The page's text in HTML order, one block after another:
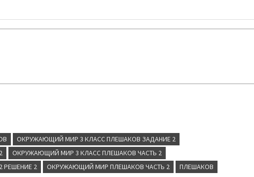
ОКРУЖАЮЩИЙ МИР 3 КЛАСС ПЛЕШАКОВ ЗАДАНИЕ 2
ОКРУЖАЮЩИЙ МИР 3 КЛАСС ПЛЕШАКОВ ЧАСТЬ 2
РЕШЕНИЕ 2
ОКРУЖАЮЩИЙ МИР ПЛЕШАКОВ ЧАСТЬ 2 ПЛЕШАКОВ